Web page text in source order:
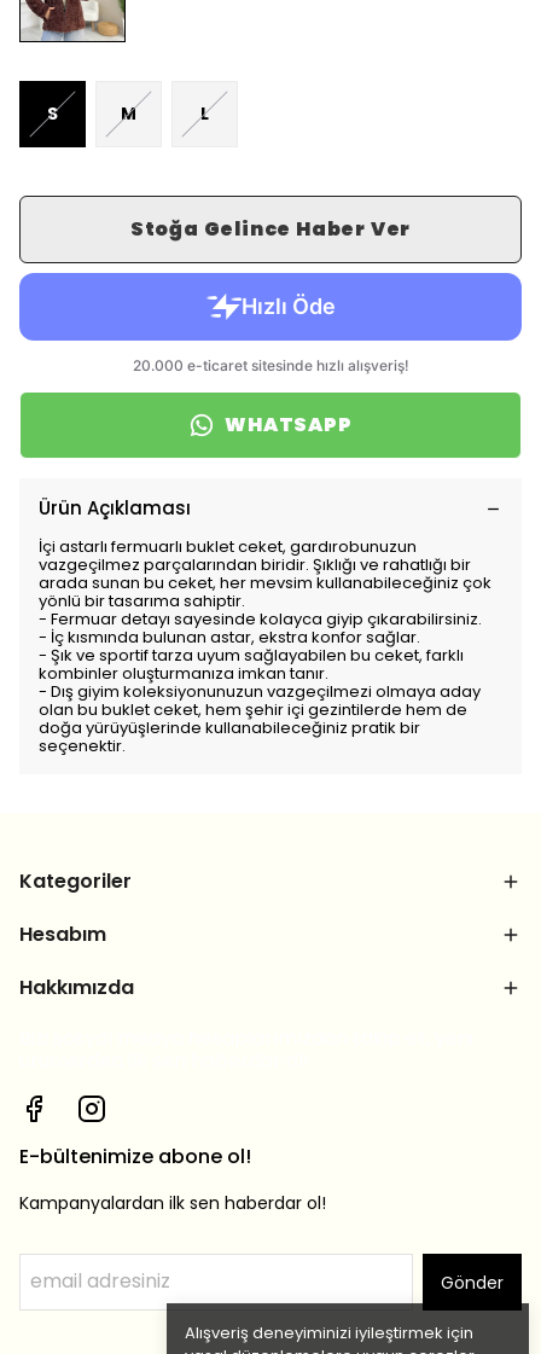
Alışveriş deneyiminizi iyileştirmek için
S M L
Stoğa Gelince Haber Ver
WHATSAPP
Ürün Açıklaması
İçi astarlı fermuarlı buklet ceket, gardırobunuzun
vazgeçilmez parçalarından biridir. Şıklığı ve rahatlığı bir
arada sunan bu ceket, her mevsim kullanabileceğiniz çok
yönlü bir tasarıma sahiptir.
- Fermuar detayı sayesinde kolayca giyip çıkarabilirsiniz.
- İç kısmında bulunan astar, ekstra konfor sağlar.
- Şık ve sportif tarza uyum sağlayabilen bu ceket, farklı
kombinler oluşturmanıza imkan tanır.
- Dış giyim koleksiyonunuzun vazgeçilmezi olmaya aday
olan bu buklet ceket, hem şehir içi gezintilerde hem de
doğa yürüyüşlerinde kullanabileceğiniz pratik bir
seçenektir.
Kategoriler
Hesabım
Hakkımızda
E-bültenimize abone ol!
Kampanyalardan ilk sen haberdar ol!
Gönder